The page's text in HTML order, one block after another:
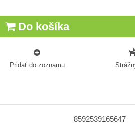
Do košíka
Pridať do zoznamu
8592539165647